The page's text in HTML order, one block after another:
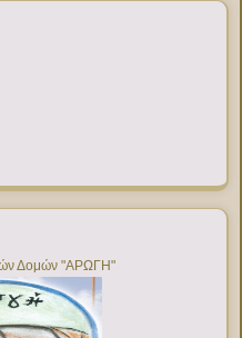
Δομών "ΑΡΩΓΗ"